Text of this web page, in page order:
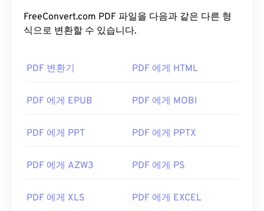
FreeConvert.com PDF 파일을 다음과 같은 다른 형
식으로 변환할 수 있습니다.
PDF 변환기 PDF 에게 HTML
PDF 에게 EPUB PDF 에게 MOBI
PDF 에게 PPT PDF 에게 PPTX
PDF 에게 AZW3 PDF 에게 PS
PDF 에게 XLS PDF 에게 EXCEL